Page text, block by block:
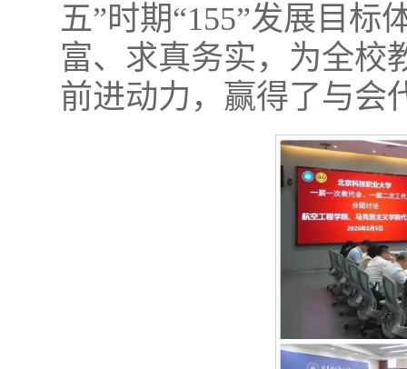
五”时期“155”发展目标
富、求真务实，为全校
前进动力，赢得了与会